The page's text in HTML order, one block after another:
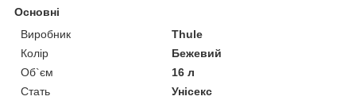
Основні
Виробник
Thule
Колір
Бежевий
Об`єм
16 л
Стать
Унісекс